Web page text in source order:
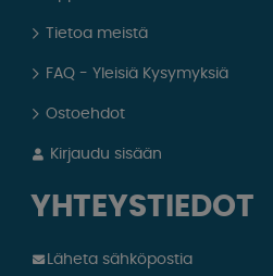
Tietoa meistä
FAQ - Yleisiä Kysymyksiä
Ostoehdot
Kirjaudu sisään
YHTEYSTIEDOT
Läheta sähköpostia